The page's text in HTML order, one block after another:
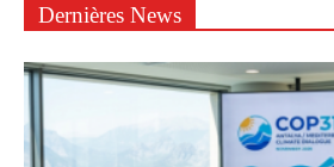
Dernières News